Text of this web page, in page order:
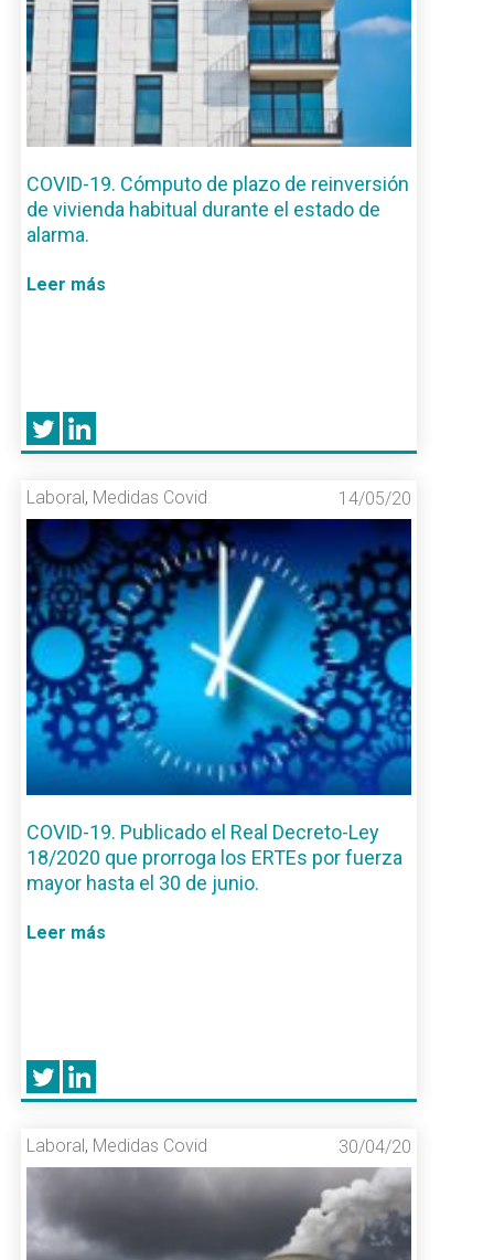
COVID-19. Cómputo de plazo de reinversión
de vivienda habitual durante el estado de
alarma.
Leer más
Laboral, Medidas Covid 14/05/20
COVID-19. Publicado el Real Decreto-Ley
18/2020 que prorroga los ERTEs por fuerza
mayor hasta el 30 de junio.
Leer más
Laboral , Medidas Covid 30/04/20